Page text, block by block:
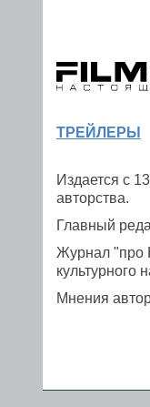
ТРЕЙЛЕРЫ
Издается с
авторства.
Главный
Журнал "про
культурного
Мнения